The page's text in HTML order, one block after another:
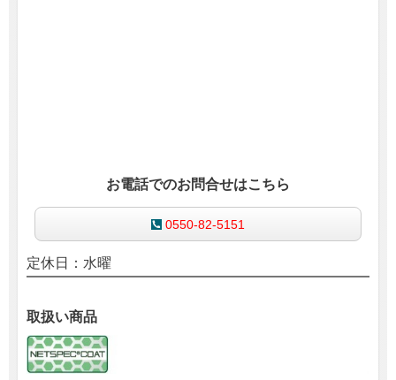
お電話でのお問合せはこちら
0550-82-5151
定休日：水曜
取扱い商品